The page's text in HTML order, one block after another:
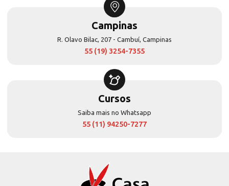
Campinas
R. Olavo Bilac, 207 - Cambuí, Campinas
55 (19) 3254-7355
Cursos
Saiba mais no Whatsapp
55 (11) 94250-7277